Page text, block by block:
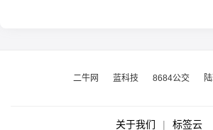
二牛网 蓝科技 8684公交
关于我们 | 标签云